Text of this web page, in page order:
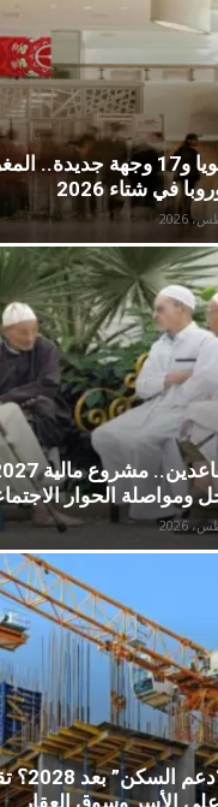
156 خطا جويا و17 وجهة
في شتاء 2026
ومواصلة الحوار
هل